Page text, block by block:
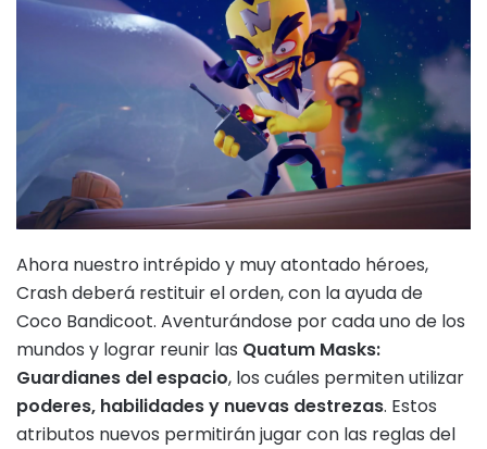
Ahora nuestro intrépido y muy atontado héroes,
Crash deberá restituir el orden, con la ayuda de
Coco Bandicoot. Aventurándose por cada uno de los
mundos y lograr reunir las Quatum Masks:
Guardianes del espacio, los cuáles permiten utilizar
poderes, habilidades y nuevas destrezas. Estos
atributos nuevos permitirán jugar con las reglas del